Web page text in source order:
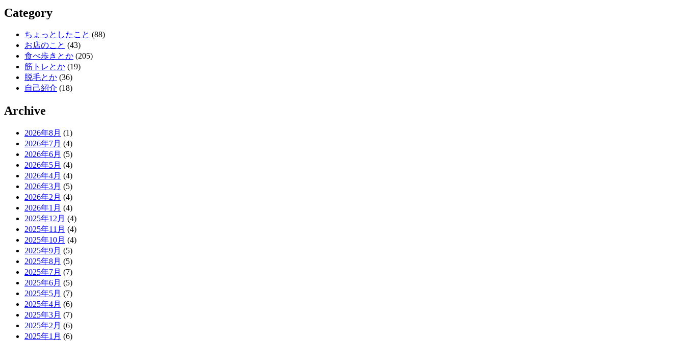
Category
ちょっとしたこと (88)
お店のこと (43)
食べ歩きとか (205)
筋トレとか (19)
脱毛とか (36)
自己紹介 (18)
Archive
2026年8月 (1)
2026年7月 (4)
2026年6月 (5)
2026年5月 (4)
2026年4月 (4)
2026年3月 (5)
2026年2月 (4)
2026年1月 (4)
2025年12月 (4)
2025年11月 (4)
2025年10月 (4)
2025年9月 (5)
2025年8月 (5)
2025年7月 (7)
2025年6月 (5)
2025年5月 (7)
2025年4月 (6)
2025年3月 (7)
2025年2月 (6)
2025年1月 (6)